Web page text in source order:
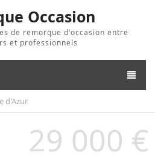
Occasion
de remorque d'occasion entre
et professionnels
d'Azur
29 000 €